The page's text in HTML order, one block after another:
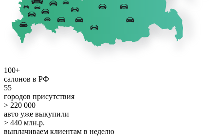
100+
салонов в РФ
55
городов присутствия
> 220 000
авто уже выкупили
> 440 млн.р.
выплачиваем клиентам в неделю